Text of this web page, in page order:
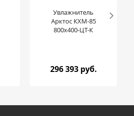
Увлажнитель
Арктос КХМ-85
800x400-ЦТ-К
296 393 руб.